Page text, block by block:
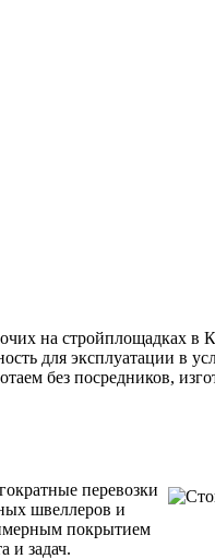
на стройплощадках в
для эксплуатации в
без посредников,
перевозки
швеллеров и
покрытием
и задач.